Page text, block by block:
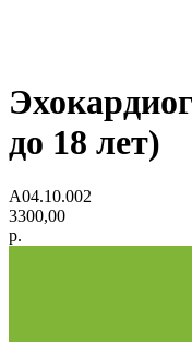
до 18 лет)
А04.10.002
3300,00
р.